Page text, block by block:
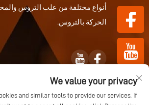
أنواع مختلفة من علب التروس
الحركة بالتروس.
We value your privacy
and similar tools to provide our services. If